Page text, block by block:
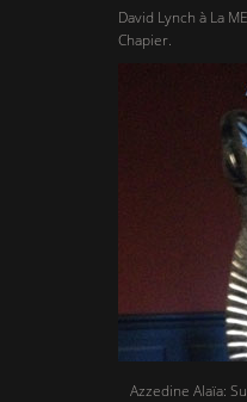
David Lynch à La
Chapier.
Azzedine Alaïa: